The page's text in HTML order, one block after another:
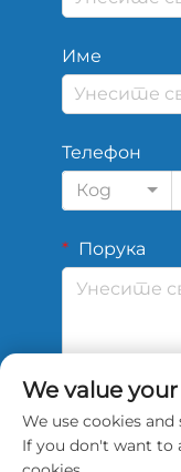
Име
Телефон
Код
Порука
We value
We use cookies
If you don't want to